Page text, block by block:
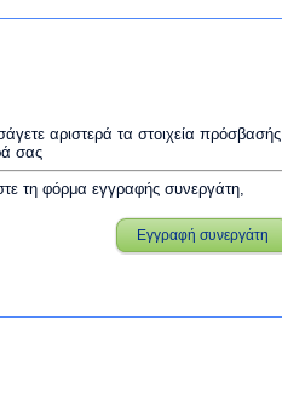
αριστερά τα στοιχεία πρόσβασής
σας
τη φόρμα εγγραφής συνεργάτη,
Εγγραφή συνεργάτη